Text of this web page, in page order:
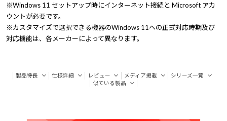
※Windows 11 セットアップ時にインターネット接続と Microsoft アカ
ウントが必要です。
※カスタマイズで選択できる機器のWindows 11への正式対応時期及び
対応機能は、各メーカーによって異なります。
製品特長 仕様詳細 レビュー メディア掲載
シリーズ一覧
似ている製品